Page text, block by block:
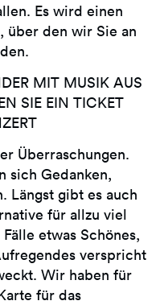
Es wird einen
über den wir Sie an
MIT MUSIK AUS
SIE EIN TICKET
Überraschungen.
sich Gedanken,
Längst gibt es auch
für allzu viel
etwas Schönes,
verspricht
Wir haben für
für das